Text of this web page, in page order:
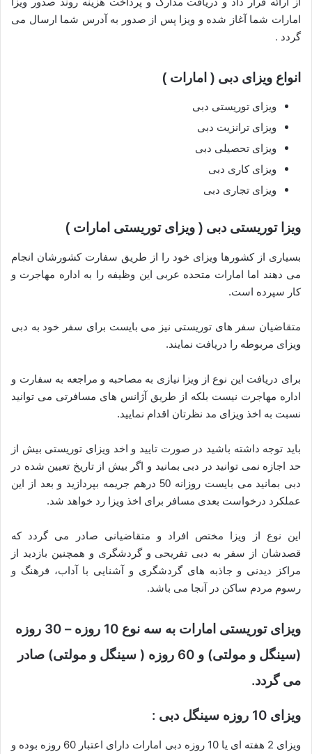
امارات شما آغاز شده و ویزا پس از صدور به آدرس شما ارسال می
گردد .
انواع ویزای دبی ( امارات )
ویزای توریستی دبی
ویزای ترانزیت دبی
ویزای تحصیلی دبی
ویزای کاری دبی
ویزای تجاری دبی
ویزا توریستی دبی ( ویزای توریستی امارات )
بسیاری از کشورها ویزای خود را از طریق سفارت کشورشان انجام
می دهند اما امارات متحده عربی این وظیفه را به اداره مهاجرت و
کار سپرده است.
متقاضیان سفر های توریستی نیز می بایست برای سفر خود به دبی
ویزای مربوطه را دریافت نمایند.
برای دریافت این نوع از ویزا نیازی به مصاحبه و مراجعه به سفارت و
اداره مهاجرت نیست بلکه از طریق آژانس های مسافرتی می توانید
نسبت به اخذ ویزای مد نظرتان اقدام نمایید.
باید توجه داشته باشید در صورت تایید و اخد ویزای توریستی بیش از
حد اجازه نمی توانید در دبی بمانید و اگر بیش از تاریخ تعیین شده در
دبی بمانید می بایست روزانه 50 درهم جریمه بپردازید و بعد از این
عملکرد درخواست بعدی مسافر برای اخذ ویزا رد خواهد شد.
این نوع از ویزا مختص افراد و متقاضیانی صادر می گردد که
قصدشان از سفر به دبی تفریحی و گردشگری و همچنین بازدید از
مراکز دیدنی و جاذبه های گردشگری و آشنایی با آداب، فرهنگ و
رسوم مردم ساکن در آنجا می باشد.
ویزای توریستی امارات به سه نوع 10 روزه – 30 روزه
(سینگل و مولتی) و 60 روزه ( سینگل و مولتی) صادر
می گردد.
ویزای 10 روزه سینگل دبی :
ویزای 2 هفته ای یا 10 روزه دبی امارات دارای اعتبار 60 روزه بوده و